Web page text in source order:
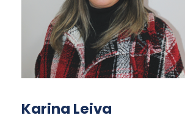
Karina Leiva